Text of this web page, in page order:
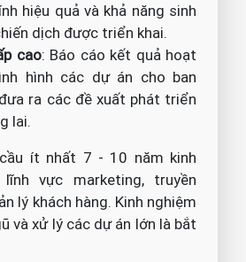
hiệu quả và khả năng sinh
dịch được triển khai.
cao: Báo cáo kết quả hoạt
hình các dự án cho ban
ra các đề xuất phát triển
lai.
ít nhất 7 - 10 năm kinh
vực marketing, truyền
lý khách hàng. Kinh nghiệm
và xử lý các dự án lớn là bắt